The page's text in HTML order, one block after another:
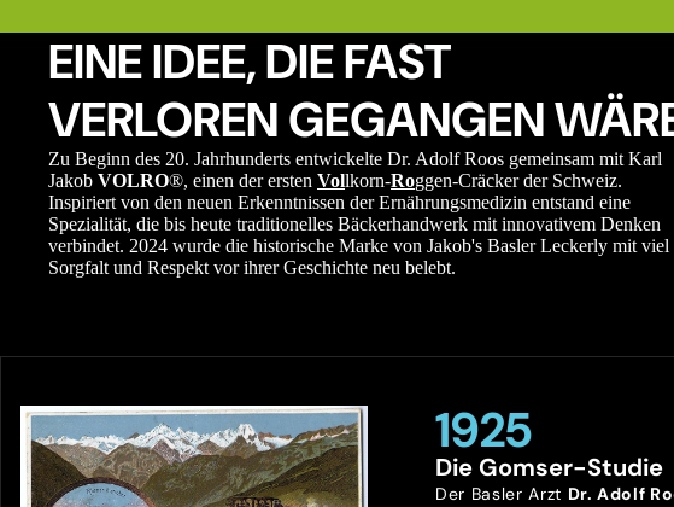
EINE IDEE, DIE FAST
VERLOREN GEGANGEN
Zu Beginn des 20. Jahrhunderts entwickelte Dr. Adolf Roos gemeinsam mit Karl
Jakob VOLRO®, einen der ersten Vollkorn-Roggen-Cräcker der Schweiz.
Inspiriert von den neuen Erkenntnissen der Ernährungsmedizin entstand eine
Spezialität, die bis heute traditionelles Bäckerhandwerk mit innovativem Denken
verbindet. 2024 wurde die historische Marke von Jakob's Basler Leckerly mit viel
Sorgfalt und Respekt vor ihrer Geschichte neu belebt.
1925
Die Gomser-Studie
Der Basler Arzt Dr. Adolf